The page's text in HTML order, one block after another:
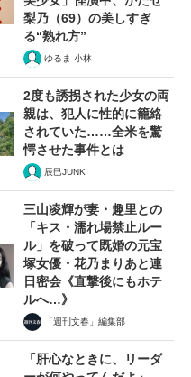
梨乃（69）の美しすぎ
る“熟れ方”
ゆるま 小林
2度も誘拐された少女の両
親は、犯人に性的に籠絡
されていた……全米を驚
愕させた事件とは
辰巳JUNK
三山凌輝が妻・趣里との
「キス・濡れ場禁止ルー
ル」を破って既婚の元宝
塚女優・花乃まりあと連
日密会《直撃後にもホテ
ルへ…》
「週刊文春」編集部
「肝心なときに、リーダ